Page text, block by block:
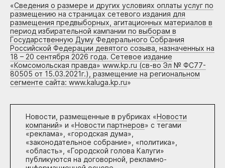
«Сведения о размере и других условиях оплаты услуг по
размещению на страницах сетевого издания для
размещения предвыборных, агитационных материалов в
период избирательной кампании по выборам в
Государственную Думу Федерального Собрания
Российской Федерации девятого созыва, назначенных на
18 – 20 сентября 2026 года. Сетевое издание
«Комсомольская правда» www.kp.ru (св-во Эл № ФС77-
80505 от 15.03.2021г.), размещение на региональном
сегменте сайта: www.kaluga.kp.ru»
Новости, размещенные в рубриках «Новости
компаний» и «Новости партнеров» с тегами
«реклама», «городская дума»,
«законодательное собрание», «политика»,
«область», «Городской голова Калуги»
публикуются на договорной, рекламно-